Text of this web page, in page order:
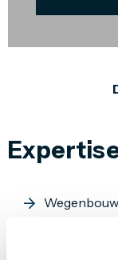
Wegenbouw